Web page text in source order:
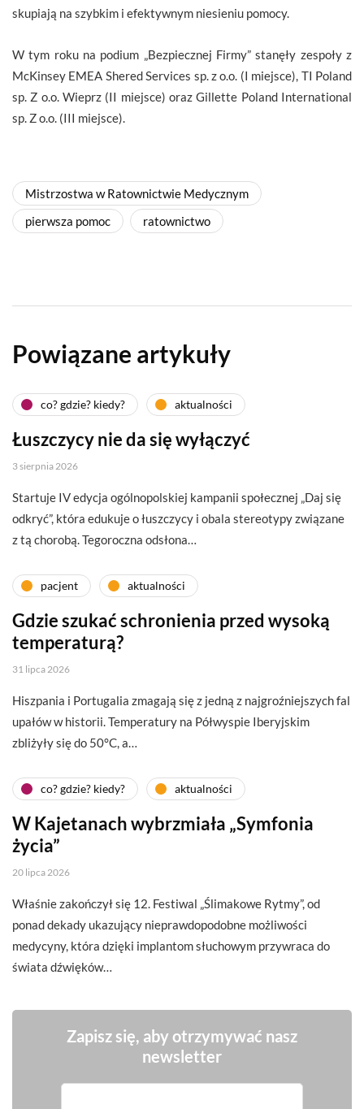
skupiają na szybkim i efektywnym niesieniu pomocy.
W tym roku na podium „Bezpiecznej Firmy” stanęły zespoły z
McKinsey EMEA Shered Services sp. z o.o. (I miejsce), TI Poland
sp. Z o.o. Wieprz (II miejsce) oraz Gillette Poland International
sp. Z o.o. (III miejsce).
Mistrzostwa w Ratownictwie Medycznym
pierwsza pomoc
ratownictwo
Powiązane artykuły
co? gdzie? kiedy? aktualności
Łuszczycy nie da się wyłączyć
3 sierpnia 2026
Startuje IV edycja ogólnopolskiej kampanii społecznej „Daj się
odkryć”, która edukuje o łuszczycy i obala stereotypy związane
z tą chorobą. Tegoroczna odsłona…
pacjent aktualności
Gdzie szukać schronienia przed wysoką
temperaturą?
31 lipca 2026
Hiszpania i Portugalia zmagają się z jedną z najgroźniejszych fal
upałów w historii. Temperatury na Półwyspie Iberyjskim
zbliżyły się do 50°C, a…
co? gdzie? kiedy? aktualności
W Kajetanach wybrzmiała „Symfonia
życia”
20 lipca 2026
Właśnie zakończył się 12. Festiwal „Ślimakowe Rytmy”, od
ponad dekady ukazujący nieprawdopodobne możliwości
medycyny, która dzięki implantom słuchowym przywraca do
świata dźwięków…
Zapisz się, aby otrzymywać nasz
newsletter